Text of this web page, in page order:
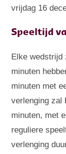
vrijdag 16
Speeltijd
Elke wedstrijd
minuten
minuten met
verlenging zal
minuten, met
reguliere
verlenging